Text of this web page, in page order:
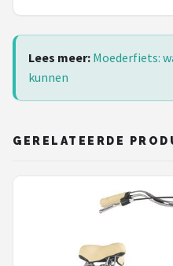
Lees meer: Moederfiets:
kunnen
GERELATEERDE